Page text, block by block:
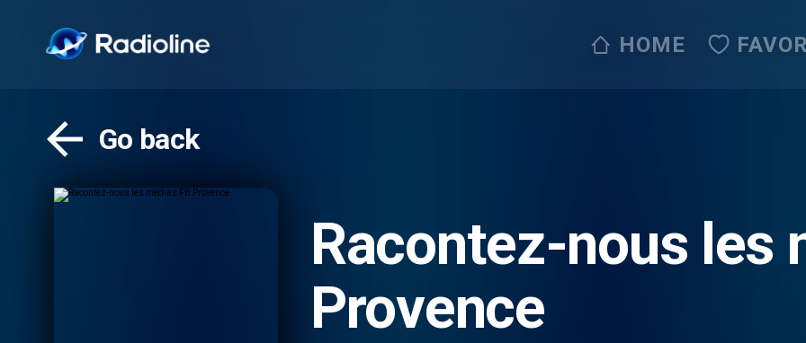
HOME
Go back
Racontez-nous les
Provence